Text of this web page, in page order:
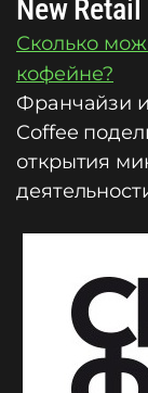
New Retail
Сколько
кофейне?
Франчайзи
Coffee
открытия